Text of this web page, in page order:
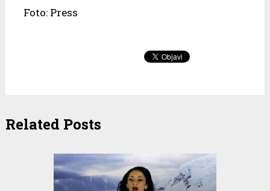
Foto: Press
Related Posts